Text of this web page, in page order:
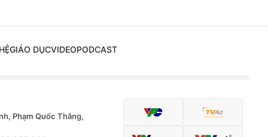
GIÁO DỤCVIDEOPODCAST
Phạm Quốc Thắng,